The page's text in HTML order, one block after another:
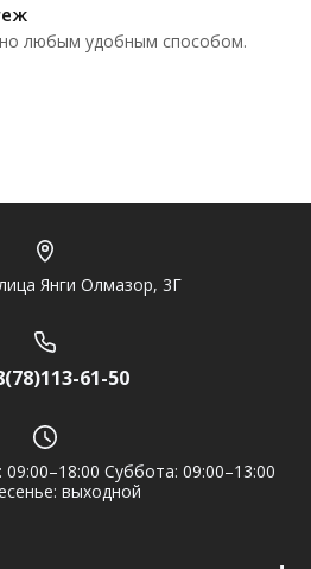
любым удобным способом.
Янги Олмазор, 3Г
61-50
Суббота: 09:00–13:00
выходной
персональное
мессенджер!